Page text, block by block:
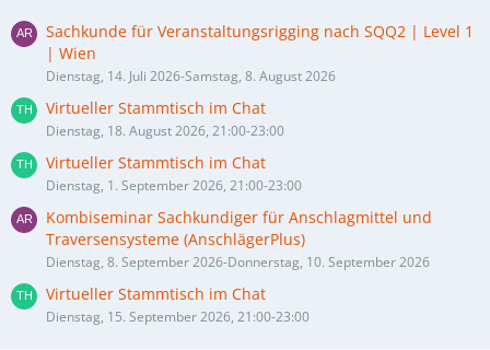
Sachkunde für Veranstaltungsrigging nach SQQ2 | Level 1
| Wien
Dienstag, 14. Juli 2026-Samstag, 8. August 2026
Virtueller Stammtisch im Chat
Dienstag, 18. August 2026, 21:00-23:00
Virtueller Stammtisch im Chat
Dienstag, 1. September 2026, 21:00-23:00
Kombiseminar Sachkundiger für Anschlagmittel und
Traversensysteme (AnschlägerPlus)
Dienstag, 8. September 2026-Donnerstag, 10. September 2026
Virtueller Stammtisch im Chat
Dienstag, 15. September 2026, 21:00-23:00